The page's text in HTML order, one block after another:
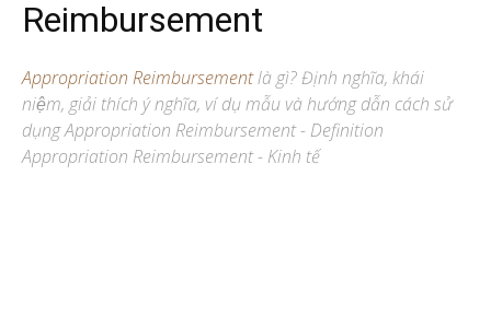
Reimbursement
Appropriation Reimbursementlà gì? Định nghĩa, khái
niệm, giải thích ý nghĩa, ví dụ mẫu và hướng dẫn cách sử
dụng Appropriation Reimbursement - Definition
Appropriation Reimbursement - Kinh tế